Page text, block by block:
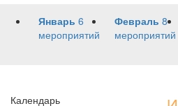
Январь 6
мероприятий
Февраль 8
мероприятий
Календарь